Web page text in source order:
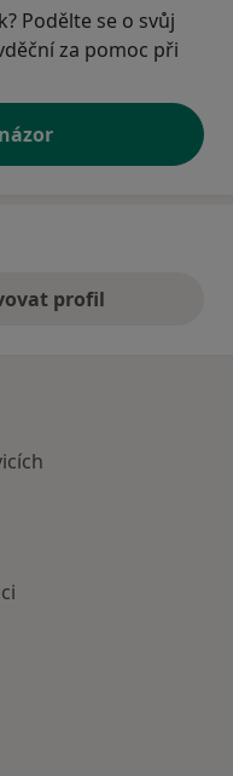
Podělte se o svůj
za pomoc při
profil